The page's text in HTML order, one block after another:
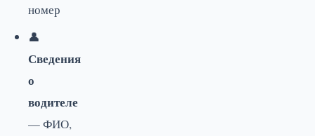
номер
👤
Сведения
о
водителе
— ФИО,